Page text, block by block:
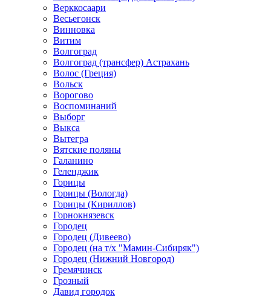
Верккосаари
Весьегонск
Винновка
Витим
Волгоград
Волгоград (трансфер) Астрахань
Волос (Греция)
Вольск
Ворогово
Воспоминаний
Выборг
Выкса
Вытегра
Вятские поляны
Галанино
Геленджик
Горицы
Горицы (Вологда)
Горицы (Кириллов)
Горнокнязевск
Городец
Городец (Дивеево)
Городец (на т/х "Мамин-Сибиряк")
Городец (Нижний Новгород)
Гремячинск
Грозный
Давид городок